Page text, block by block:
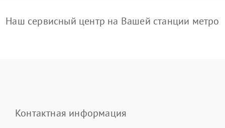
Наш сервисный центр на Вашей станции метро
Контактная информация